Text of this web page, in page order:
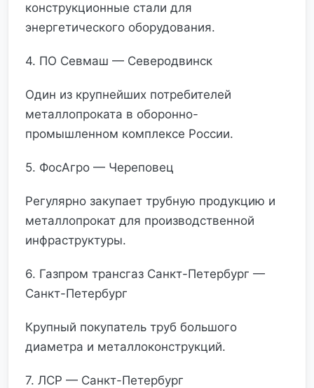
конструкционные стали для
энергетического оборудования.
4. ПО Севмаш — Северодвинск
Один из крупнейших потребителей
металлопроката в оборонно-
промышленном комплексе России.
5. ФосАгро — Череповец
Регулярно закупает трубную продукцию и
металлопрокат для производственной
инфраструктуры.
6. Газпром трансгаз Санкт-Петербург —
Санкт-Петербург
Крупный покупатель труб большого
диаметра и металлоконструкций.
7. ЛСР — Санкт-Петербург